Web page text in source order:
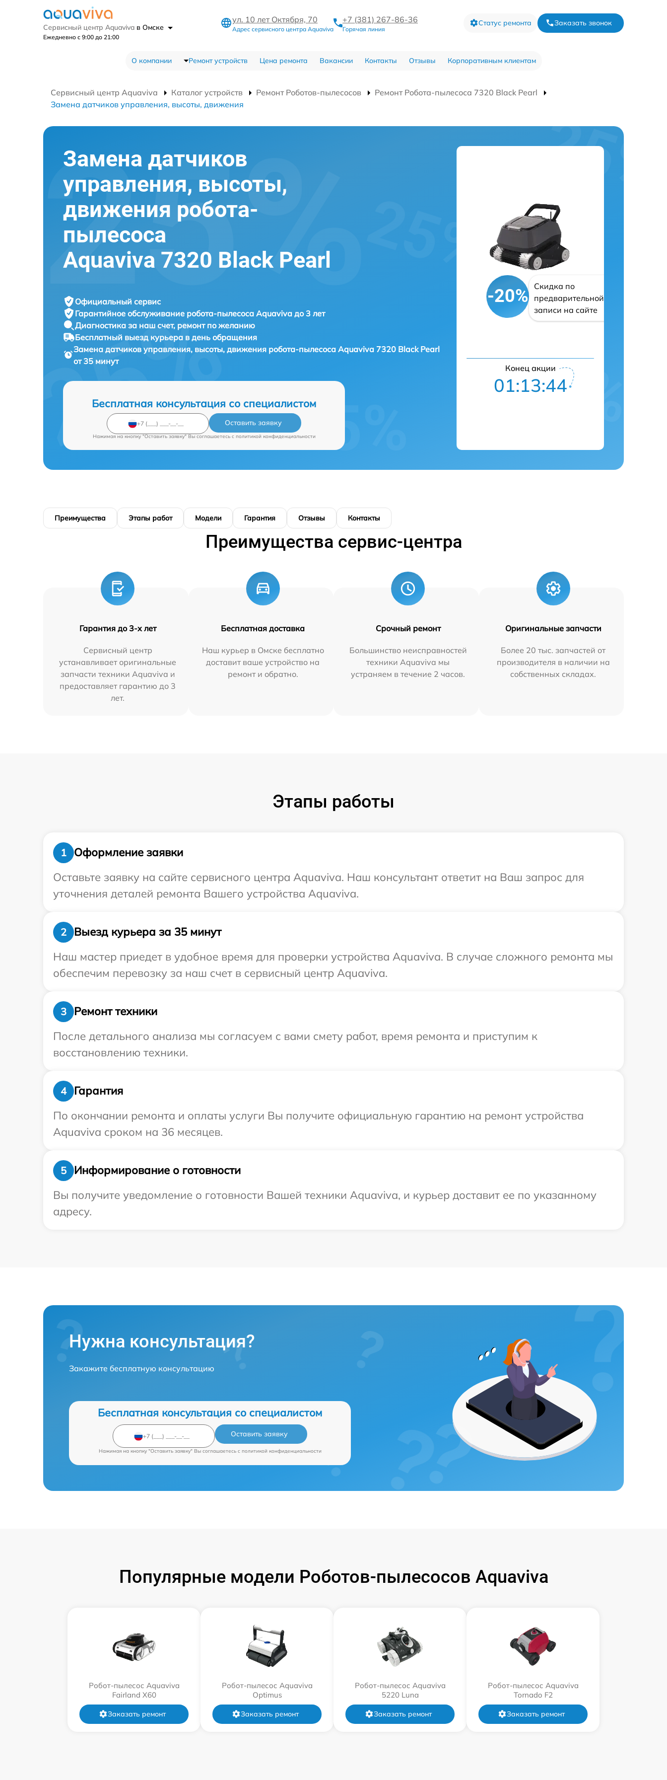
Сервисный центр Aquaviva в Омске
Ежедневно с 9:00 до 21:00
ул. 10 лет Октября, 70
Адрес сервисного центра Aquaviva
+7 (381) 267-86-36
Горячая линия
Статус ремонта Заказать звонок
О компании Ремонт устройств Цена ремонта Вакансии Контакты Отзывы Корпоративным клиентам
Сервисный центр Aquaviva Каталог устройств Ремонт Роботов-пылесосов
Ремонт Робота-пылесоса 7320 Black Pearl
Замена датчиков управления, высоты, движения
Замена датчиков
управления, высоты,
движения робота-
пылесоса
Aquaviva 7320 Black Pearl
Официальный сервис
Гарантийное обслуживание робота-пылесоса Aquaviva до 3 лет
Диагностика за наш счет, ремонт по желанию
Бесплатный выезд курьера в день обращения
Замена датчиков управления, высоты, движения робота-пылесосаAquaviva 7320 Black Pearl
от 35 минут
Бесплатная консультация со специалистом
Оставить заявку
Нажимая на кнопку "Оставить заявку" Вы соглашаетесь c политикой конфиденциальности
-20%
Скидка по
предварительной
записи на сайте
Конец акции
01:13:43
Преимущества Этапы работ Модели Гарантия Отзывы Контакты
Преимущества сервис-центра
Гарантия до 3-х лет
Сервисный центр
устанавливает оригинальные
запчасти техники Aquaviva и
предоставляет гарантию до 3
лет.
Бесплатная доставка
Наш курьер в Омске бесплатно
доставит ваше устройство на
ремонт и обратно.
Срочный ремонт
Большинство неисправностей
техники Aquaviva мы
устраняем в течение 2 часов.
Оригинальные запчасти
Более 20 тыс. запчастей от
производителя в наличии на
собственных складах.
Этапы работы
1
Оформление заявки
Оставьте заявку на сайте сервисного центра Aquaviva. Наш консультант ответит на Ваш запрос для
уточнения деталей ремонта Вашего устройства Aquaviva.
2
Выезд курьера за 35 минут
Наш мастер приедет в удобное время для проверки устройства Aquaviva. В случае сложного ремонта мы
обеспечим перевозку за наш счет в сервисный центр Aquaviva.
3
Ремонт техники
После детального анализа мы согласуем с вами смету работ, время ремонта и приступим к
восстановлению техники.
4
Гарантия
По окончании ремонта и оплаты услуги Вы получите официальную гарантию на ремонт устройства
Aquaviva сроком на 36 месяцев.
5
Информирование о готовности
Вы получите уведомление о готовности Вашей техники Aquaviva, и курьер доставит ее по указанному
адресу.
Нужна консультация?
Закажите бесплатную консультацию
Бесплатная консультация со специалистом
Оставить заявку
Нажимая на кнопку "Оставить заявку" Вы соглашаетесь c политикой конфиденциальности
Популярные модели Роботов-пылесосов Aquaviva
Робот-пылесос Aquaviva
Fairland X60
Заказать ремонт
Робот-пылесос Aquaviva
Optimus
Заказать ремонт
Робот-пылесос Aquaviva
5220 Luna
Заказать ремонт
Робот-пылесос Aquaviva
Tornado F2
Заказать ремонт